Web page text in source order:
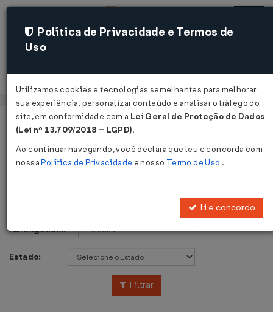
Acessar
Página Inicial Legislações
Legislações
Abrangência:
Estado:
Filtrar
Política de Privacidade e Termos de
Uso
Utilizamos cookies e tecnologias semelhantes para melhorar
sua experiência, personalizar conteúdo e analisar o tráfego do
site, em conformidade com a Lei Geral de Proteção de Dados
(Lei nº 13.709/2018 – LGPD).
Ao continuar navegando, você declara que leu e concorda com
nossaPolítica de Privacidade e nosso Termo de Uso .
Li e concordo